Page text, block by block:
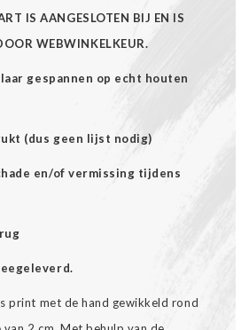
IS AANGESLOTEN BIJ EN IS
WEBWINKELKEUR.
gespannen op echt houten
(dus geen lijst nodig)
en/of vermissing tijdens
print met de hand gewikkeld rond